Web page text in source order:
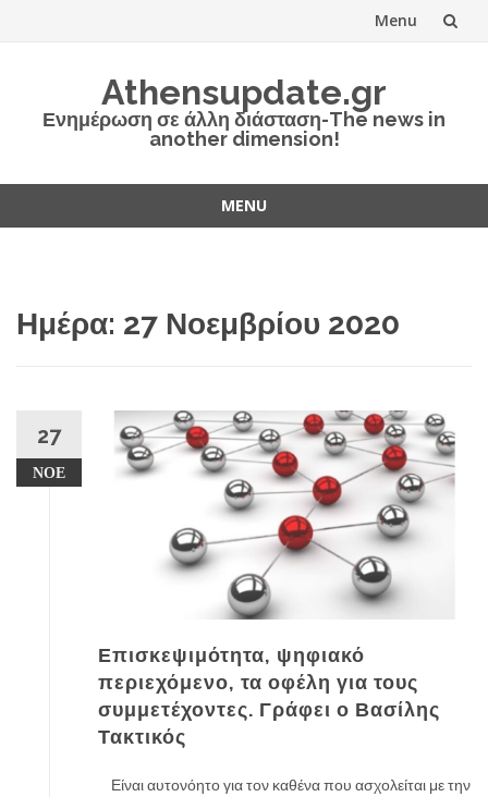
Menu
Athensupdate.gr
Ενημέρωση σε άλλη διάσταση-The news in
another dimension!
MENU
Ημέρα: 27 Νοεμβρίου 2020
27
ΝΟΈ
Επισκεψιμότητα, ψηφιακό
περιεχόμενο, τα οφέλη για τους
συμμετέχοντες. Γράφει ο Βασίλης
Τακτικός
Είναι αυτονόητο για τον καθένα που ασχολείται με την